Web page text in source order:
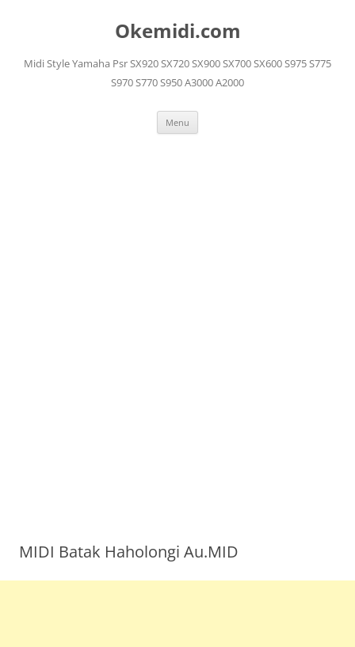
Okemidi.com
Midi Style Yamaha Psr SX920 SX720 SX900 SX700 SX600 S975 S775
S970 S770 S950 A3000 A2000
Menu
MIDI Batak Haholongi Au.MID